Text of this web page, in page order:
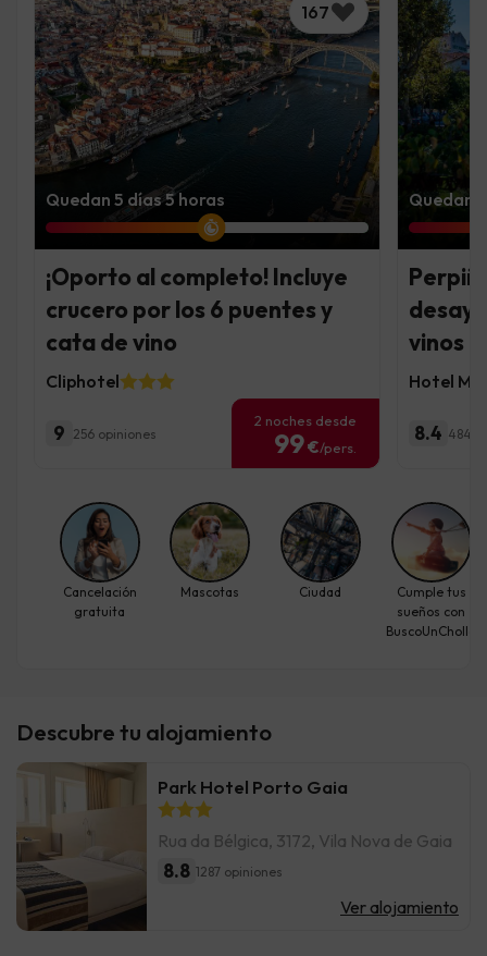
Descubre tu alojamiento
Park Hotel Porto Gaia
Rua da Bélgica, 3172, Vila Nova de Gaia
8.8 1287 opiniones
Ver alojamiento
167
Quedan 5 días 5 horas
¡Oporto al completo! Incluye
crucero por los 6 puentes y
cata de vino
Cliphotel
9 256 opiniones
2 noches desde
99€/pers.
Quedan
vinos
Hotel
8.4 484
Cancelación
gratuita
Mascotas Ciudad
Cumple tus
sueños con
BuscoUnChollo